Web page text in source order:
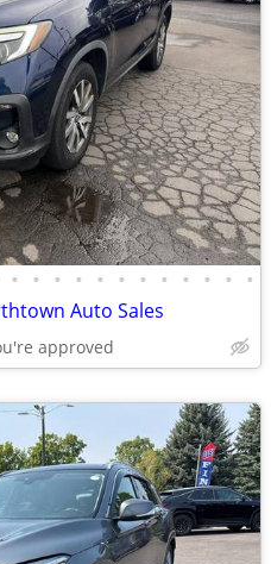
• • • • • • • • • • • •
Auto Sales
approved